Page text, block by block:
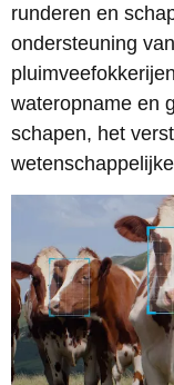
runderen en
ondersteuning
wateropname en
schapen, het